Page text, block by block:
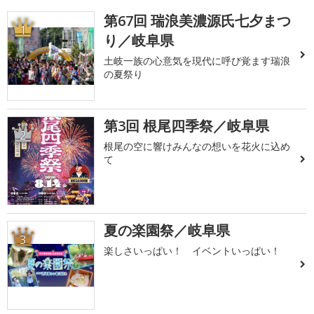
1
第67回 瑞浪美濃源氏七夕まつ
り／岐阜県
土岐一族の心意気を現代に呼び覚ます瑞浪
の夏祭り
2 第3回 根尾四季祭／岐阜県
根尾の空に響けみんなの想いを花火に込め
て
3 夏の楽園祭／岐阜県
楽しさいっぱい！ イベントいっぱい！